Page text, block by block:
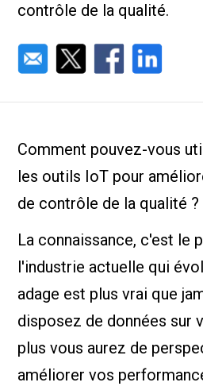
contrôle de la qualité.
Comment pouvez-vous
les outils IoT pour
de contrôle de la qualité ?
La connaissance, c'est le
l'industrie actuelle qui
adage est plus vrai que
disposez de données sur
plus vous aurez de
améliorer vos